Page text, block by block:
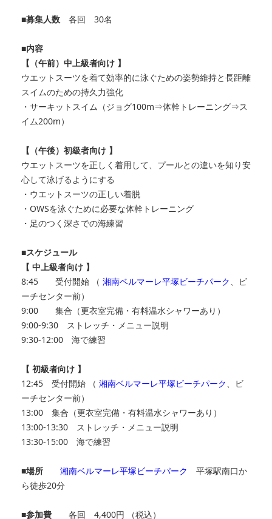
■募集人数各回 30名
■内容
【（午前）中上級者向け 】
ウエットスーツを着て効率的に泳ぐための姿勢維持と長距離
スイムのための持久力強化
・サーキットスイム（ジョグ100m⇒体幹トレーニング⇒ス
イム200m）
【（午後）初級者向け 】
ウエットスーツを正しく着用して、プールとの違いを知り安
心して泳げるようにする
・ウエットスーツの正しい着脱
・OWSを泳ぐために必要な体幹トレーニング
・足のつく深さでの海練習
■スケジュール
【 中上級者向け 】
8:45 受付開始 （ 湘南ベルマーレ平塚ビーチパーク、ビ
ーチセンター前）
9:00 集合（更衣室完備・有料温水シャワーあり）
9:00-9:30 ストレッチ・メニュー説明
9:30-12:00 海で練習
【 初級者向け 】
12:45 受付開始 （ 湘南ベルマーレ平塚ビーチパーク、ビ
ーチセンター前）
13:00 集合（更衣室完備・有料温水シャワーあり）
13:00‐13:30 ストレッチ・メニュー説明
13:30-15:00 海で練習
■場所 湘南ベルマーレ平塚ビーチパーク 平塚駅南口か
ら徒歩20分
■参加費 各回 4,400円 （税込）